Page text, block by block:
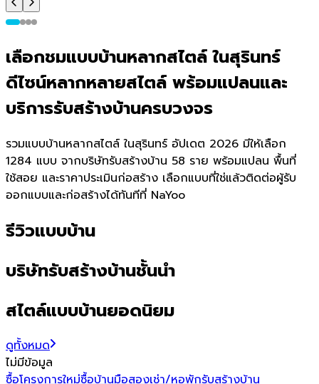
เลือกชมแบบบ้านหลากสไตล์ ในสุรินทร์
ดีไซน์หลากหลายสไตล์ พร้อมแปลนและ
บริการรับสร้างบ้านครบวงจร
รวมแบบบ้านหลากสไตล์ ในสุรินทร์ อัปเดต 2026 มีให้เลือก
1284 แบบ จากบริษัทรับสร้างบ้าน 58 ราย พร้อมแปลน พื้นที่
ใช้สอย และราคาประเมินก่อสร้าง เลือกแบบที่ใช่แล้วติดต่อผู้รับ
ออกแบบและก่อสร้างได้ทันทีที่ NaYoo
รีวิวแบบบ้าน
บริษัทรับสร้างบ้านชั้นนำ
สไตล์แบบบ้านยอดนิยม
ดูทั้งหมด
ไม่มีข้อมูล
ซื้อโครงการใหม่ซื้อบ้านมือสองเช่า/หอพักรับสร้างบ้าน